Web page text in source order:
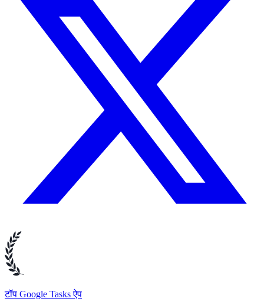
टॉप Google Tasks ऐप